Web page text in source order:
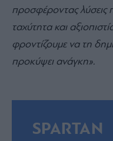
προσφέροντας λύσεις
ταχύτητα και
φροντίζουμε να τη
προκύψει ανάγκη».
SPARTAN